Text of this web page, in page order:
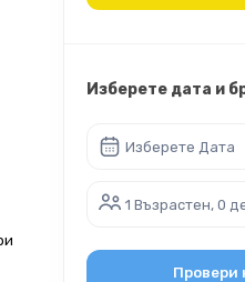
Изберете дата и
Изберете Дата
1 Възрастен, 0
Провери